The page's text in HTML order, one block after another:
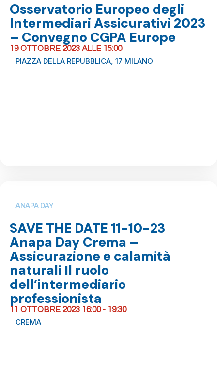
Osservatorio Europeo degli
Intermediari Assicurativi 2023
– Convegno CGPA Europe
19 OTTOBRE 2023 ALLE 15:00
PIAZZA DELLA REPUBBLICA, 17 MILANO
ANAPA DAY
SAVE THE DATE 11-10-23
Anapa Day Crema –
Assicurazione e calamità
naturali Il ruolo
dell’intermediario
professionista
11 OTTOBRE 2023 16:00 - 19:30
CREMA